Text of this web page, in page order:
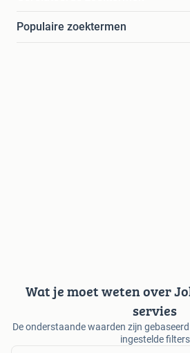
Populaire zoektermen
Wat je moet weten over
servies
De onderstaande waarden zijn
ingestelde filters